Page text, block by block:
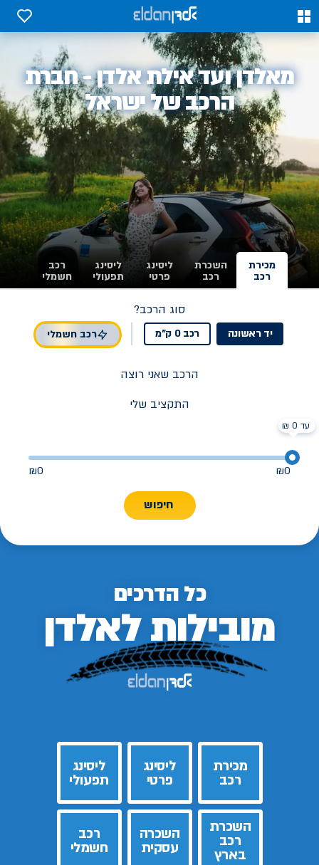
0
0
אלדן
מאלדן ועד אילת אלדן - חברת
הרכב של ישראל
מכירת
רכב
השכרת
רכב
ליסינג
פרטי
ליסינג
תפעולי
רכב
חשמלי
סוג הרכב?
יד ראשונה רכב 0 ק"מ רכב חשמלי
הרכב שאני רוצה
התקציב שלי
₪0
₪0
חיפוש
כל הדרכים
מובילות לאלדן
מכירת
רכב
ליסינג
פרטי
ליסינג
תפעולי
השכרת
רכב
בארץ
השכרה
עסקית
רכב
חשמלי
עד 0 ₪